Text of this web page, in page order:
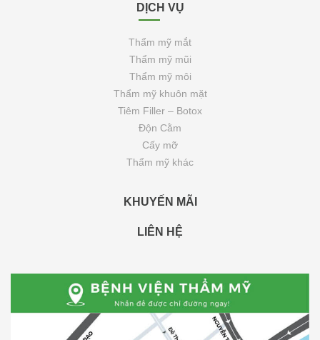
DỊCH VỤ
Thẩm mỹ mắt
Thẩm mỹ mũi
Thẩm mỹ môi
Thẩm mỹ khuôn mặt
Tiêm Filler – Botox
Độn Cằm
Cấy mỡ
Thẩm mỹ khác
KHUYẾN MÃI
LIÊN HỆ